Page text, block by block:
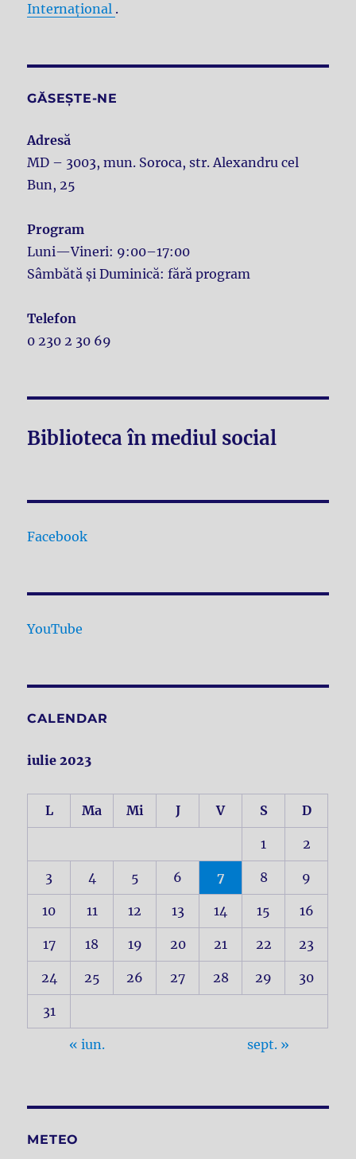
Internațional .
GĂSEȘTE-NE
Adresă
MD – 3003, mun. Soroca, str. Alexandru cel
Bun, 25
Program
Luni—Vineri: 9:00–17:00
Sâmbătă și Duminică: fără program
Telefon
0 230 2 30 69
Biblioteca în mediul social
Facebook
YouTube
CALENDAR
iulie 2023
L Ma Mi J V S D
1 2
3 4 5 6 7 8 9
10 11 12 13 14 15 16
17 18 19 20 21 22 23
24 25 26 27 28 29 30
31
« iun. sept. »
METEO